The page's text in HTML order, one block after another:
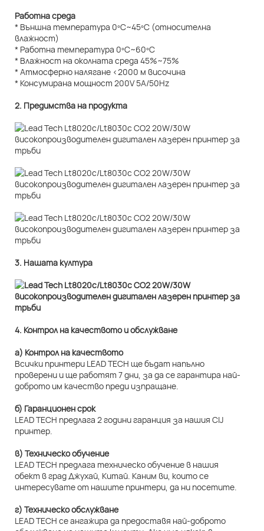
Работна среда
* Външна температура 0ºC~45ºC (относителна
влажност)
* Работна температура 0ºC~60ºC
* Влажност на околната среда 45%~75%
* Атмосферно налягане <2000 м височина
* Консумирана мощност 200V 5A/50Hz
2. Предимства на продукта
3. Нашата култура
4. Контрол на качеството и обслужване
а) Контрол на качеството
Всички принтери LEAD TECH ще бъдат напълно
проверени и ще работят 7 дни, за да се гарантира най-
доброто им качество преди изпращане.
б) Гаранционен срок
LEAD TECH предлага 2 години гаранция за нашия CIJ
принтер.
в) Техническо обучение
LEAD TECH предлага техническо обучение в нашия
обект в град Джухай, Китай. Каним ви, които се
интересувате от нашите принтери, да ни посетите.
г) Техническо обслужване
LEAD TECH се ангажира да предоставя най-доброто